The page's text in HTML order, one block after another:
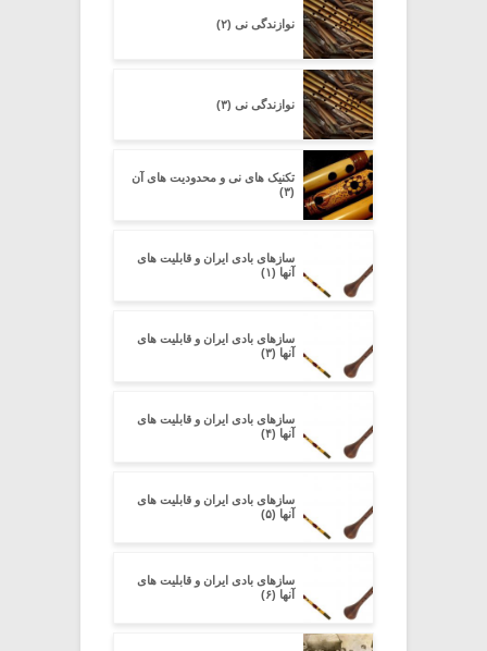
نوازندگی نی (۲)
نوازندگی نی (۳)
تکنیک های نی و محدودیت های آن
(۳)
سازهای بادی ایران و قابلیت های
آنها (۱)
سازهای بادی ایران و قابلیت های
آنها (۳)
سازهای بادی ایران و قابلیت های
آنها (۴)
سازهای بادی ایران و قابلیت های
آنها (۵)
سازهای بادی ایران و قابلیت های
آنها (۶)